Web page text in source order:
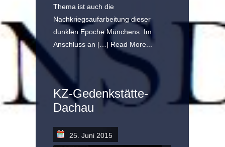
Thema ist auch die
Nachkriegsaufarbeitung dieser
dunklen Epoche Münchens. Im
Anschluss an […] Read More...
KZ-Gedenkstätte-
Dachau
25. Juni 2015